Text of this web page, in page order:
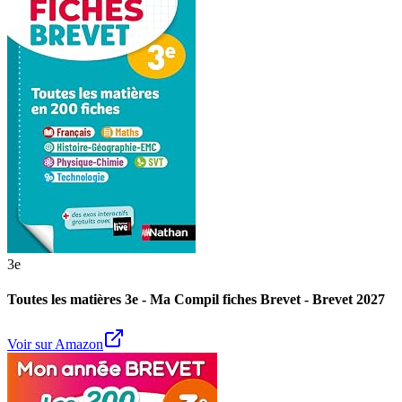
3e
Toutes les matières 3e - Ma Compil fiches Brevet - Brevet 2027
Voir sur Amazon